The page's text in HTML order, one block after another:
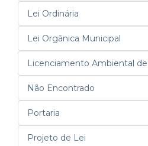
Lei Ordinária
Lei Orgânica Municipal
Licenciamento Ambiental
Não Encontrado
Portaria
Projeto de Lei